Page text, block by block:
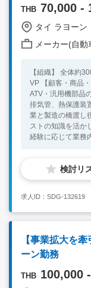
THB 70,000 -
タイ ラヨーン
メーカー(自
【組織】 全体約
VP 【顧客・商品・サービス】 自動車・バス・トラック・二輪・
ATV・汎用機部品
排気管、熱保護装置など
業と製造の橋渡し
ストの知識を活かして顧
経験に応じて業務
スト改善と利益
部門との打ち合わ
と交渉 ・ 製品原
他マネージャーからアサイン
走通勤を想定、能
以上の場合、雇用形態は契約社員
る営業・原価企画
の経験 ・ 原価管
理の実務経験 ・タイ
経験
検討リ
求人ID：SDG-132619
【事業拡大を
ーン勤務
THB 100,000